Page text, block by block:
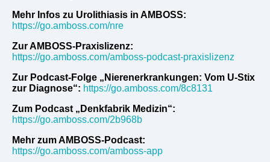
Mehr Infos zu Urolithiasis in AMBOSS:
https://go.amboss.com/nre
Zur AMBOSS-Praxislizenz:
https://go.amboss.com/amboss-podcast-praxislizenz
Zur Podcast-Folge „Nierenerkrankungen: Vom U-Stix
zur Diagnose“: https://go.amboss.com/8c8131
Zum Podcast „Denkfabrik Medizin“:
https://go.amboss.com/2b968b
Mehr zum AMBOSS-Podcast:
https://go.amboss.com/amboss-app